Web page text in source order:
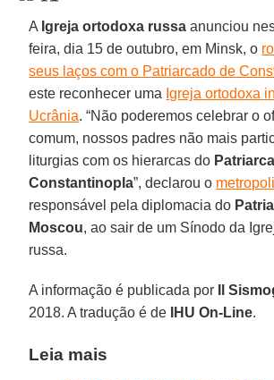
A Igreja ortodoxa russa anunciou
feira, dia 15 de outubro, em Minsk, o
seus laços com o Patriarcado de
este reconhecer uma Igreja ortodoxa
Ucrânia. “Não poderemos celebrar o
comum, nossos padres não mais
liturgias com os hierarcas do
Constantinopla”, declarou o
responsável pela diplomacia do
Moscou, ao sair de um Sínodo da
russa.
A informação é publicada por Il
2018. A tradução é de IHU On-Line.
Leia mais